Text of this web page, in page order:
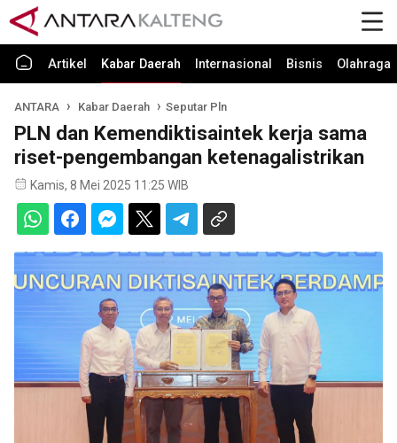
Artikel Kabar Daerah Internasional Bisnis Olahraga
ANTARA Kabar Daerah Seputar Pln
PLN dan Kemendiktisaintek kerja sama
riset-pengembangan ketenagalistrikan
Kamis, 8 Mei 2025 11:25 WIB